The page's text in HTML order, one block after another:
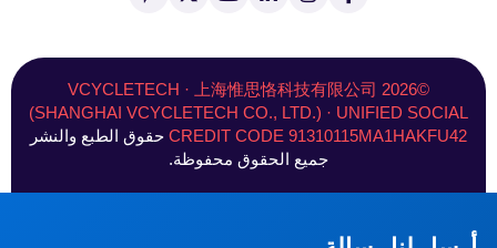
س
ب
و
ك
-
غ
ر
ا
م
ي
ن
ف
ي
و
ب
ت
ي
ت
ر
)
ر
ي
س
ت
©2026 VCYCLETECH · 上海惟思恪科技有限公司
(SHANGHAI VCYCLETECH CO., LTD.) · UNIFIED SOCIAL
CREDIT CODE 91310115MA1HAKFU42 حقوق الطبع والنشر
جميع الحقوق محفوظة.